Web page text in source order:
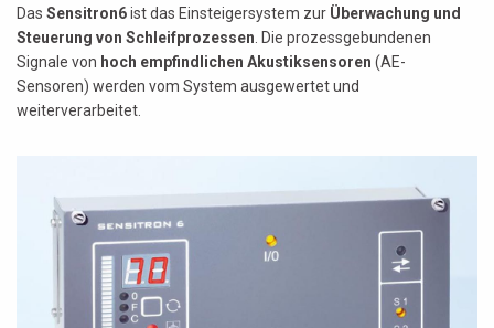
Das Sensitron6ist das Einsteigersystem zur Überwachung und
Steuerung von Schleifprozessen . Die prozessgebundenen
Signale von hoch empfindlichen Akustiksensoren (AE-
Sensoren) werden vom System ausgewertet und
weiterverarbeitet.
Hier klicken!